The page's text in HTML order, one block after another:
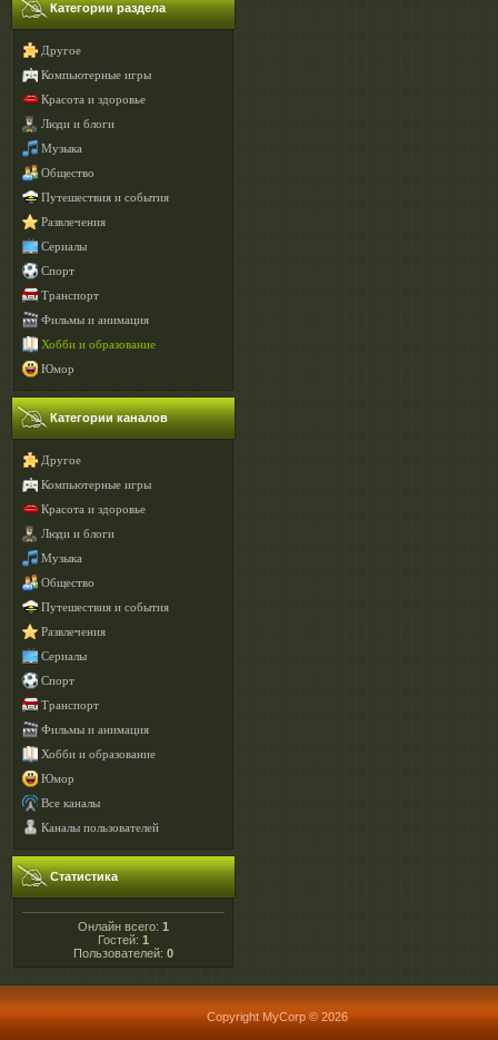
Категории раздела
Другое
Компьютерные игры
Красота и здоровье
Люди и блоги
Музыка
Общество
Путешествия и события
Развлечения
Сериалы
Спорт
Транспорт
Фильмы и анимация
Хобби и образование
Юмор
Категории каналов
Другое
Компьютерные игры
Красота и здоровье
Люди и блоги
Музыка
Общество
Путешествия и события
Развлечения
Сериалы
Спорт
Транспорт
Фильмы и анимация
Хобби и образование
Юмор
Все каналы
Каналы пользователей
Статистика
Онлайн всего: 1
Гостей: 1
Пользователей: 0
Copyright MyCorp © 2026